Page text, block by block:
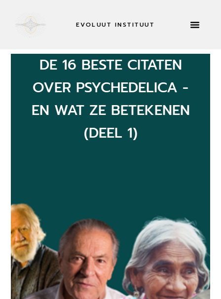
EVOLUUT INSTITUUT
DE 16 BESTE CITATEN
OVER PSYCHEDELICA -
EN WAT ZE BETEKENEN
(DEEL 1)